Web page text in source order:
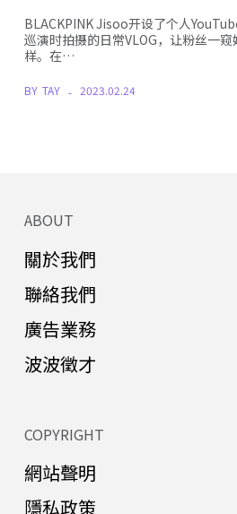
BLACKPINK Jisoo开设了个人
巡演时拍摄的日常VLOG，让粉丝一
样。在…
BY TAY 2023.02.24
ABOUT
關於我們
聯絡我們
廣告業務
波波徵才
COPYRIGHT
網站聲明
隱私政策